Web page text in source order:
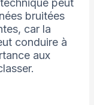
peut
bruitées
car la
conduire à
aux